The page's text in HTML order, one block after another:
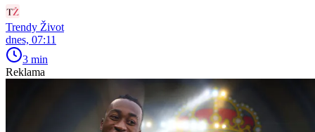
Trendy Život
dnes, 07:11
3 min
Reklama